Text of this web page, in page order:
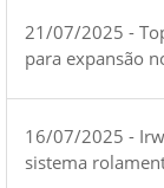
21/07/2025 -
para expansão
16/07/2025 -
sistema